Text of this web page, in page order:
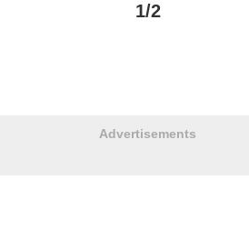
1/2
Advertisements